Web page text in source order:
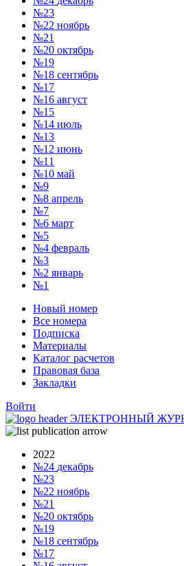
№23
№22 ноябрь
№21
№20 октябрь
№19
№18 сентябрь
№17
№16 август
№15
№14 июль
№13
№12 июнь
№11
№10 май
№9
№8 апрель
№7
№6 март
№5
№4 февраль
№3
№2 январь
№1
Новый номер
Все номера
Подписка
Материалы
Каталог расчетов
Правовая база
Закладки
Войти
ЭЛЕКТРОННЫЙ
2022
№24 декабрь
№23
№22 ноябрь
№21
№20 октябрь
№19
№18 сентябрь
№17